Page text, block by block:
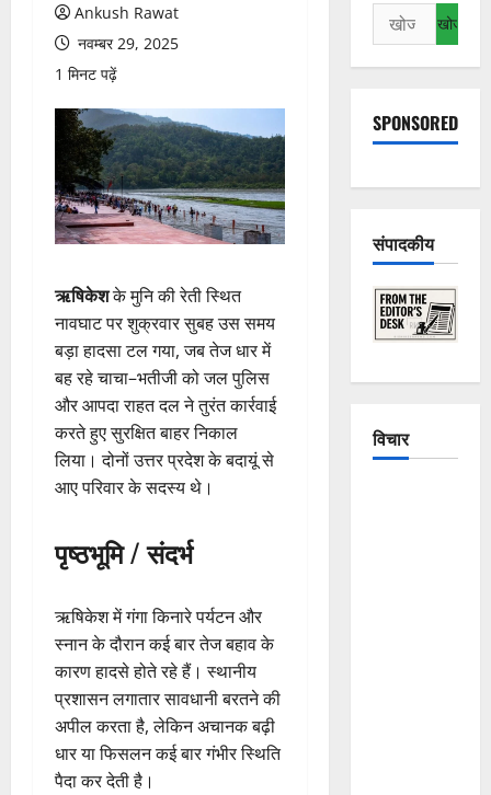
Ankush Rawat
नवम्बर 29, 2025
1 मिनट पढ़ें
ऋषिकेशके मुनि की रेती स्थित
नावघाट पर शुक्रवार सुबह उस समय
बड़ा हादसा टल गया, जब तेज धार में
बह रहे चाचा–भतीजी को जल पुलिस
और आपदा राहत दल ने तुरंत कार्रवाई
करते हुए सुरक्षित बाहर निकाल
लिया। दोनों उत्तर प्रदेश के बदायूं से
आए परिवार के सदस्य थे।
पृष्ठभूमि / संदर्भ
ऋषिकेश में गंगा किनारे पर्यटन और
स्नान के दौरान कई बार तेज बहाव के
कारण हादसे होते रहे हैं। स्थानीय
प्रशासन लगातार सावधानी बरतने की
अपील करता है, लेकिन अचानक बढ़ी
धार या फिसलन कई बार गंभीर स्थिति
पैदा कर देती है।
निम्न
को
खोजें:
SPONSORED
संपादकीय
विचार